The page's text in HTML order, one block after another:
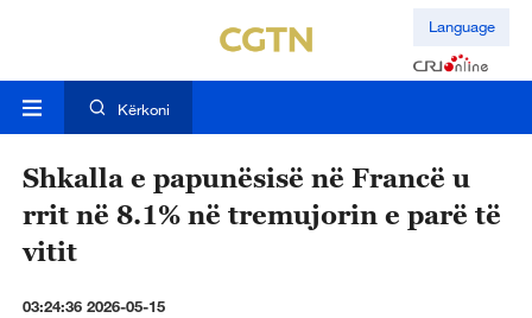
Language
Kërkoni
Shkalla e papunësisë në Francë u
rrit në 8.1% në tremujorin e parë të
vitit
03:24:36 2026-05-15